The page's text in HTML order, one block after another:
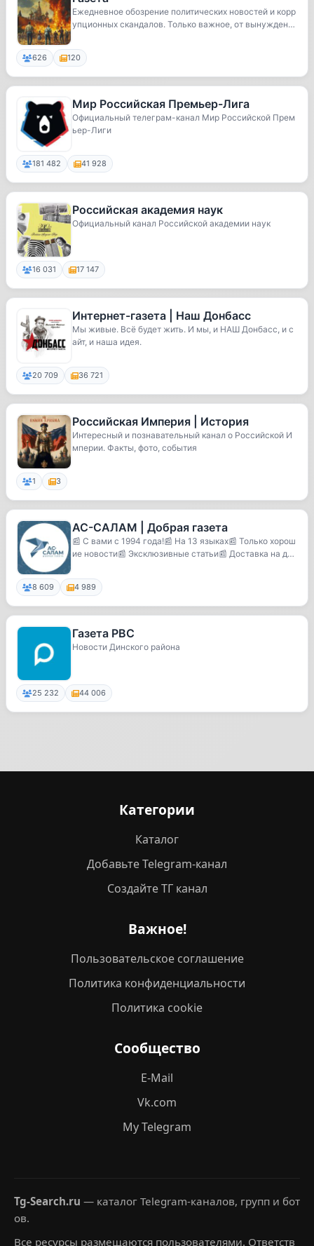
Ежедневное обозрение политических новостей и корр
упционных скандалов. Только важное, от вынужден
626 120
Мир Российская Премьер-Лига
Официальный телеграм-канал Мир Российской Прем
ьер-Лиги
181 482 41 928
Российская академия наук
Официальный канал Российской академии наук
16 031 17 147
Интернет-газета | Наш Донбасс
Мы живые. Всё будет жить. И мы, и НАШ Донбасс, и с
айт, и наша идея.
20 709 36 721
Российская Империя | История
Интересный и познавательный канал о Российской И
мперии. Факты, фото, события
1 3
АС-САЛАМ | Добрая газета
📰 С вами с 1994 года!📰 На 13 языках📰 Только хорош
ие новости📰 Эксклюзивные статьи📰 Доставка на до
8 609 4 989
Газета РВС
Новости Динского района
25 232 44 006
Категории
Каталог
Добавьте Telegram-канал
Создайте ТГ канал
Важное!
Пользовательское соглашение
Политика конфиденциальности
Политика cookie
Сообщество
E-Mail
Vk.com
My Telegram
Tg-Search.ru — каталог Telegram-каналов, групп и бот
ов.
Все ресурсы размещаются пользователями. Ответств